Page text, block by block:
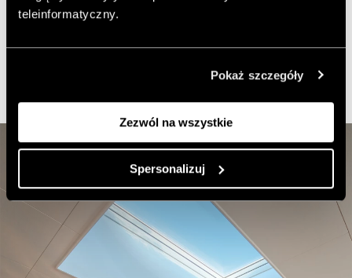
teleinformatyczny.
Pokaż szczegóły
Zezwól na wszystkie
Spersonalizuj
sterowanie nim odbywa się za pomocą pilota lub